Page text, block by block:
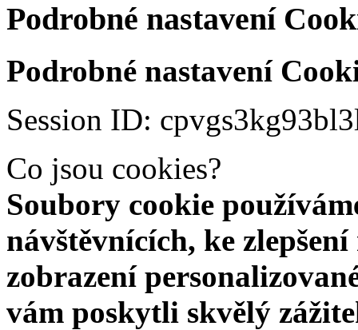
Podrobné nastavení
Podrobné nastavení
Session ID:
Co jsou cookies?
Soubory cookie
návštěvnících, ke
zobrazení
vám poskytli skvělý